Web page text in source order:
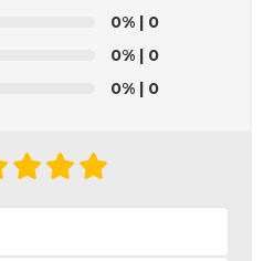
0% | 0
0% | 0
0% | 0